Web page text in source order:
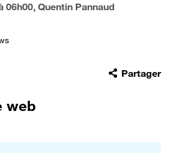
06h00, Quentin Pannaud
Partager
web